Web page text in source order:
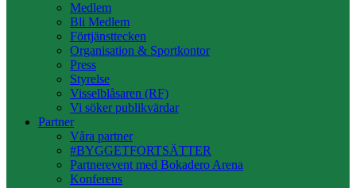
Medlem
Bli Medlem
Förtjänsttecken
Organisation & Sportkontor
Press
Styrelse
Visselblåsaren (RF)
Vi söker publikvärdar
Partner
Våra partner
#BYGGETFORTSÄTTER
Partnerevent med Bokadero Arena
Konferens